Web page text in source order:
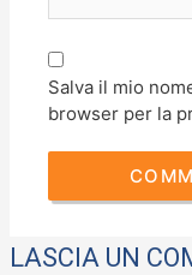
Salva il mio
browser per la
LASCIA UN